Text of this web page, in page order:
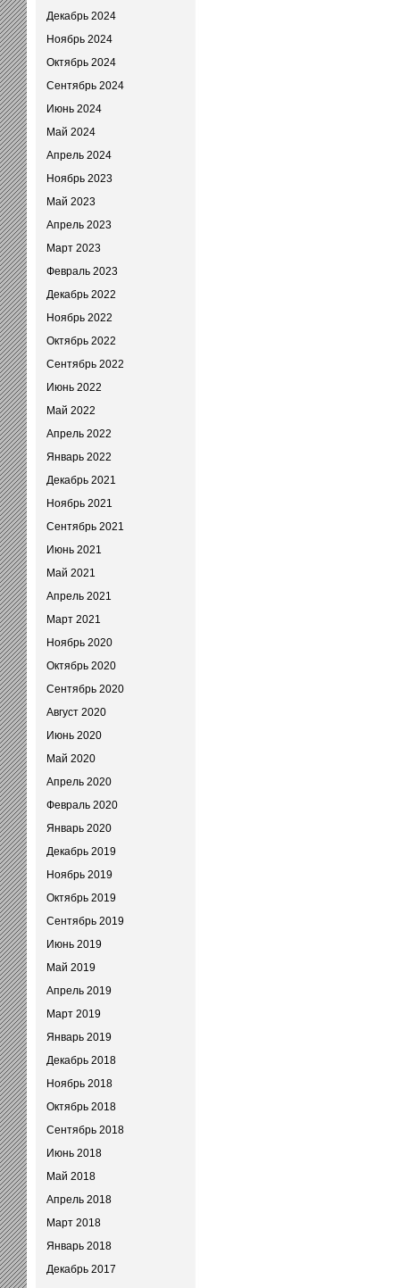
Декабрь 2024
Ноябрь 2024
Октябрь 2024
Сентябрь 2024
Июнь 2024
Май 2024
Апрель 2024
Ноябрь 2023
Май 2023
Апрель 2023
Март 2023
Февраль 2023
Декабрь 2022
Ноябрь 2022
Октябрь 2022
Сентябрь 2022
Июнь 2022
Май 2022
Апрель 2022
Январь 2022
Декабрь 2021
Ноябрь 2021
Сентябрь 2021
Июнь 2021
Май 2021
Апрель 2021
Март 2021
Ноябрь 2020
Октябрь 2020
Сентябрь 2020
Август 2020
Июнь 2020
Май 2020
Апрель 2020
Февраль 2020
Январь 2020
Декабрь 2019
Ноябрь 2019
Октябрь 2019
Сентябрь 2019
Июнь 2019
Май 2019
Апрель 2019
Март 2019
Январь 2019
Декабрь 2018
Ноябрь 2018
Октябрь 2018
Сентябрь 2018
Июнь 2018
Май 2018
Апрель 2018
Март 2018
Январь 2018
Декабрь 2017